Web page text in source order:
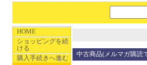
HOME
ショッピングを続
ける
購入手続きへ進む
中古商品(メルマガ購読